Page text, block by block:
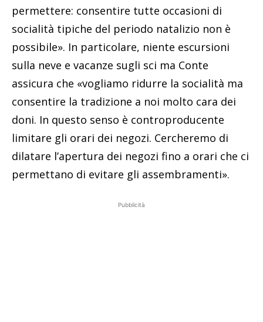
permettere: consentire tutte occasioni di
socialità tipiche del periodo natalizio non è
possibile». In particolare, niente escursioni
sulla neve e vacanze sugli sci ma Conte
assicura che «vogliamo ridurre la socialità ma
consentire la tradizione a noi molto cara dei
doni. In questo senso è controproducente
limitare gli orari dei negozi. Cercheremo di
dilatare l’apertura dei negozi fino a orari che ci
permettano di evitare gli assembramenti».
Pubblicità